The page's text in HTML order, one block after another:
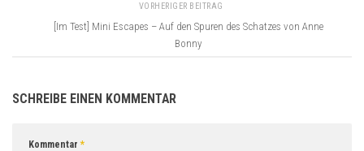
VORHERIGER BEITRAG
[Im Test] Mini Escapes – Auf den Spuren des Schatzes von Anne
Bonny
SCHREIBE EINEN KOMMENTAR
Kommentar*